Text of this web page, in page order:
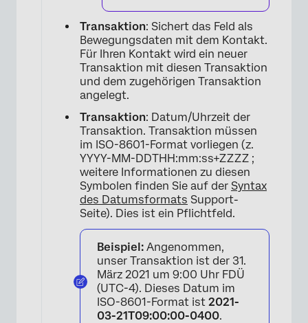
×
Transaktion: Sichert das Feld als
Bewegungsdaten mit dem Kontakt.
Für Ihren Kontakt wird ein neuer
Transaktion mit diesen Transaktion
und dem zugehörigen Transaktion
angelegt.
Transaktion: Datum/Uhrzeit der
Transaktion. Transaktion müssen
im ISO-8601-Format vorliegen (z.
YYYY-MM-DDTHH:mm:ss+ZZZZ ;
weitere Informationen zu diesen
Symbolen finden Sie auf der Syntax
des Datumsformats Support-
Seite). Dies ist ein Pflichtfeld.
Beispiel: Angenommen,
unser Transaktion ist der 31.
März 2021 um 9:00 Uhr FDÜ
(UTC-4). Dieses Datum im
ISO-8601-Format ist 2021-
03-21T09:00:00-0400.